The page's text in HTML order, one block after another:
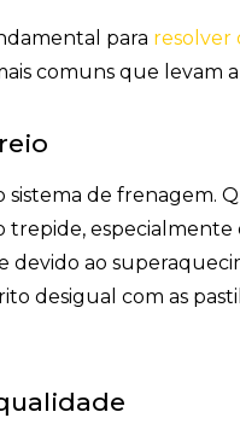
para resolver
comuns que levam a
de frenagem.
especialmente
devido ao
desigual com as